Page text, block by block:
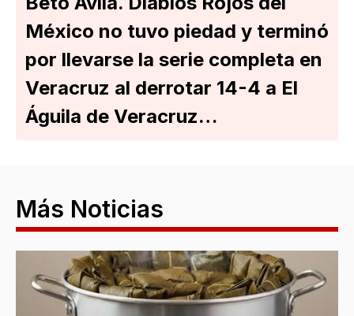
México no tuvo piedad y terminó
por llevarse la serie completa en
Veracruz al derrotar 14-4 a El
Águila de Veracruz…
Más Noticias